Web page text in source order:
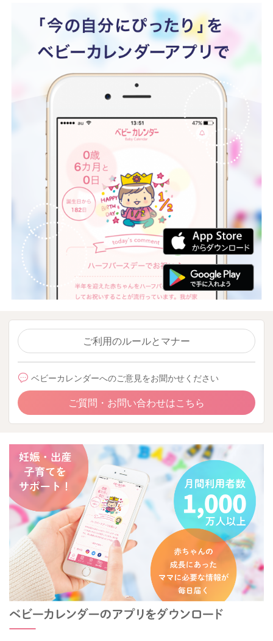
ご利用のルールとマナー
ベビーカレンダーへのご意見をお聞かせください
ご質問・お問い合わせはこちら